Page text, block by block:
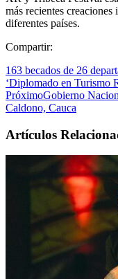
más recientes
diferentes países.
Compartir:
163 becados de 26
‘Diplomado en Turismo
PróximoGobierno
Caldono, Cauca
Artículos